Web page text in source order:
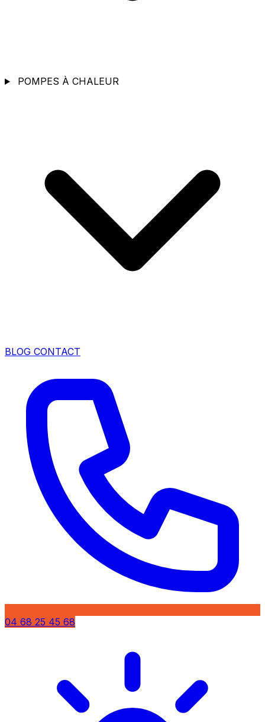
POMPES À CHALEUR
BLOG CONTACT
04 68 25 45 68